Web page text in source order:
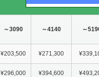
～3090 ～4140 ～
¥203,500 ¥271,300
¥296,000 ¥394,600